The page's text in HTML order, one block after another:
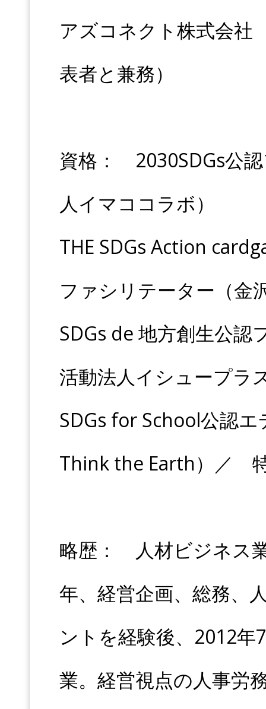
アズコネクト株式会
表者と兼務）
資格： 2030SDGs公
人イマココラボ）
THE SDGs Action
ファシリテーター（金
SDGs de 地方創生公認
活動法人イシュープ
SDGs for School公認
Think the Earth）／
略歴： 人材ビジネス
年、経営企画、総務、
ントを経験後、2012年
業。経営視点の人事労